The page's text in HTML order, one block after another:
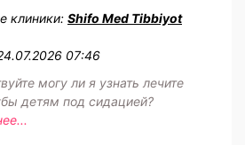
клиники: Shifo Med Tibbiyot
07:46
могу ли я узнать лечите
детям под сидацией?